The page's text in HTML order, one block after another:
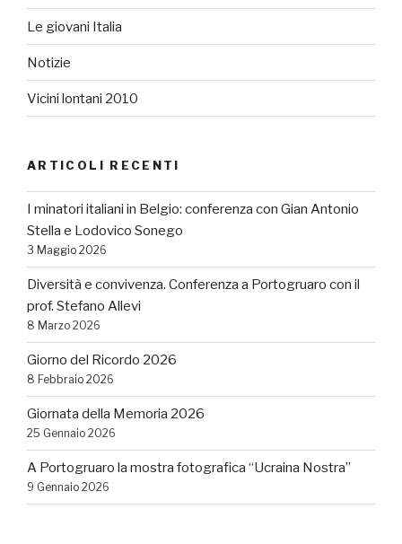
Le giovani Italia
Notizie
Vicini lontani 2010
ARTICOLI RECENTI
I minatori italiani in Belgio: conferenza con Gian Antonio
Stella e Lodovico Sonego
3 Maggio 2026
Diversità e convivenza. Conferenza a Portogruaro con il
prof. Stefano Allevi
8 Marzo 2026
Giorno del Ricordo 2026
8 Febbraio 2026
Giornata della Memoria 2026
25 Gennaio 2026
A Portogruaro la mostra fotografica “Ucraina Nostra”
9 Gennaio 2026